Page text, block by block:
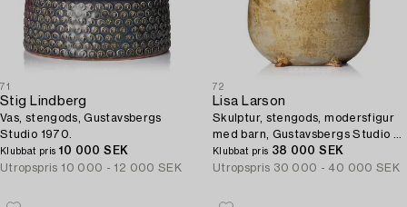
71
Stig Lindberg
Vas, stengods, Gustavsbergs
Studio 1970.
Klubbat pris 10 000 SEK
Utropspris 10 000 - 12 000 SEK
72
Lisa Larson
Skulptur, stengods, modersfigur
med barn, Gustavsbergs Studio ca
1960.
Klubbat pris 38 000 SEK
Utropspris 30 000 - 40 000 SEK